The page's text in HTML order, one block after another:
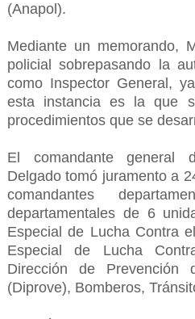
(Anapol).
Mediante un memorando,
policial sobrepasando la
como Inspector General,
esta instancia es la que
procedimientos que se
El comandante general
Delgado tomó juramento a
comandantes
departamentales de 6
Especial de Lucha Contra
Especial de Lucha
Dirección de Prevención
(Diprove), Bomberos,